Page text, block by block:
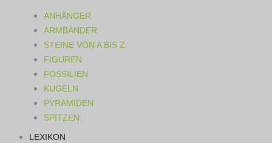
ANHÄNGER
ARMBÄNDER
STEINE VON A BIS Z
FIGUREN
FOSSILIEN
KUGELN
PYRAMIDEN
SPITZEN
LEXIKON